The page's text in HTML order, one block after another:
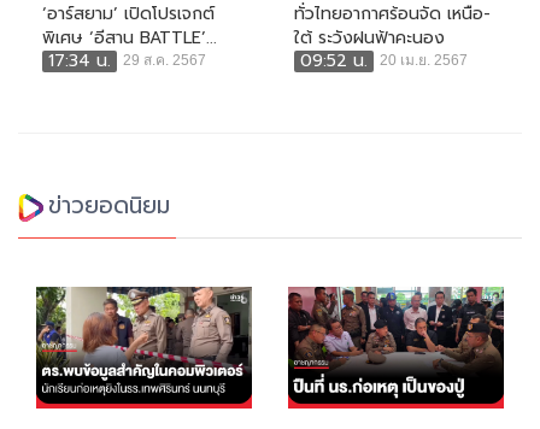
‘อาร์สยาม’ เปิดโปรเจกต์
พิเศษ ‘อีสาน BATTLE’...
17:34 น.
29 ส.ค. 2567
ทั่วไทยอากาศร้อนจัด เหนือ-
ใต้ ระวังฝนฟ้าคะนอง
09:52 น.
20 เม.ย. 2567
ข่าวยอดนิยม